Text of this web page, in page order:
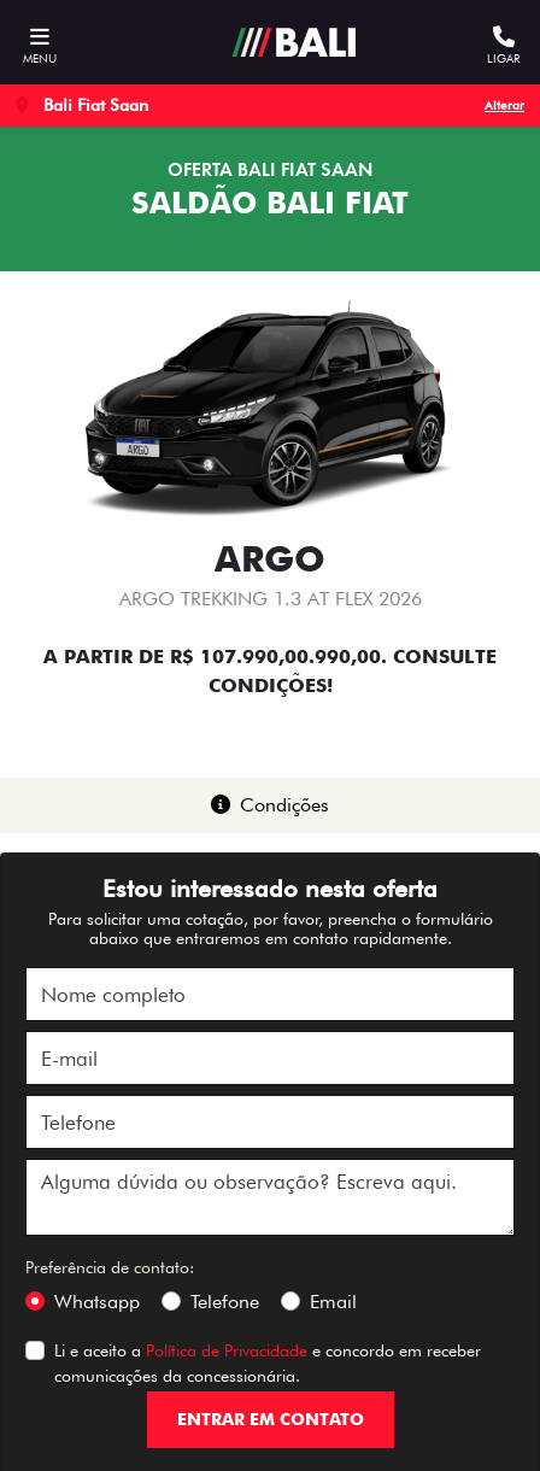
MENU LIGAR
Bali Fiat Saan Alterar
OFERTA BALI FIAT SAAN
SALDÃO BALI FIAT
ARGO
ARGO TREKKING 1.3 AT FLEX 2026
A PARTIR DE R$ 107.990,00.990,00. CONSULTE
CONDIÇÕES!
Condições
Estou interessado nesta oferta
Para solicitar uma cotação, por favor, preencha o formulário
abaixo que entraremos em contato rapidamente.
Preferência de contato:
Whatsapp Telefone Email
Li e aceito a Política de Privacidade e concordo em receber
comunicações da concessionária.
ENTRAR EM CONTATO